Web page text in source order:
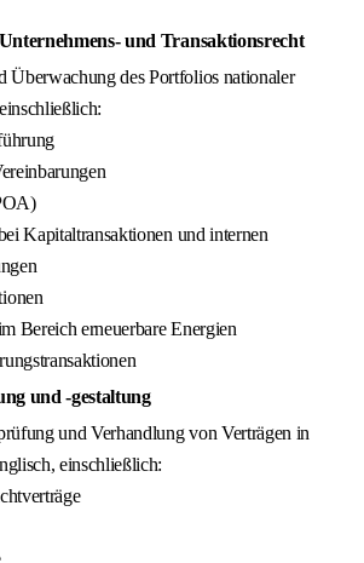
und Transaktionsrecht
Überwachung des Portfolios nationaler
Kapitaltransaktionen und internen
Bereich erneuerbare Energien
und -gestaltung
und Verhandlung von Verträgen in
einschließlich: